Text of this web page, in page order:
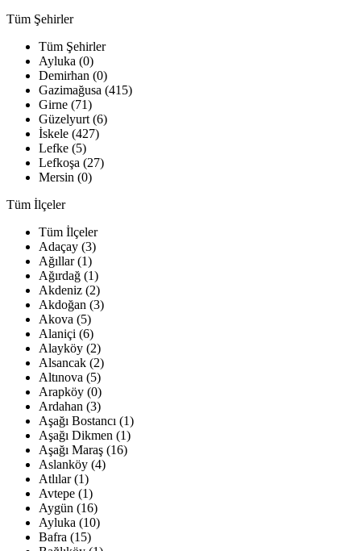
Tüm Şehirler
Tüm Şehirler
Ayluka (0)
Demirhan (0)
Gazimağusa (415)
Girne (71)
Güzelyurt (6)
İskele (427)
Lefke (5)
Lefkoşa (27)
Mersin (0)
Tüm İlçeler
Tüm İlçeler
Adaçay (3)
Ağıllar (1)
Ağırdağ (1)
Akdeniz (2)
Akdoğan (3)
Akova (5)
Alaniçi (6)
Alayköy (2)
Alsancak (2)
Altınova (5)
Arapköy (0)
Ardahan (3)
Aşağı Bostancı (1)
Aşağı Dikmen (1)
Aşağı Maraş (16)
Aslanköy (4)
Atlılar (1)
Avtepe (1)
Aygün (16)
Ayluka (10)
Bafra (15)